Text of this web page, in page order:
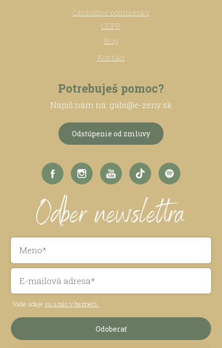
Obchodné podmienky
GDPR
Blog
Kontakt
Potrebuješ pomoc?
Napíš nám na: gabi@e-zeny.sk
Odstúpenie od zmluvy
Odber newslettra
Vaše údaje sú u nás v bezpečí.
Odoberať